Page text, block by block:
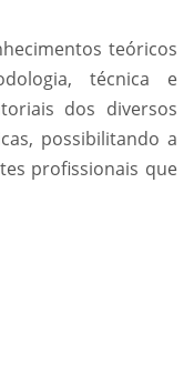
teóricos
técnica e
dos diversos
possibilitando a
profissionais que